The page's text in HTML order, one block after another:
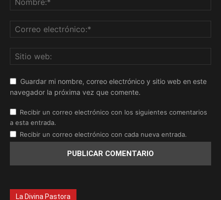
Guardar mi nombre, correo electrónico y sitio web en este
navegador la próxima vez que comente.
Recibir un correo electrónico con los siguientes comentarios
a esta entrada.
Recibir un correo electrónico con cada nueva entrada.
La Divina Pastora